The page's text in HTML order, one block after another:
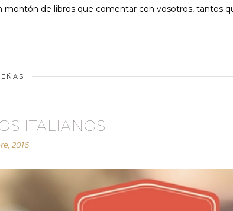
montón de libros que comentar con vosotros, tantos
ITALIANOS
2016